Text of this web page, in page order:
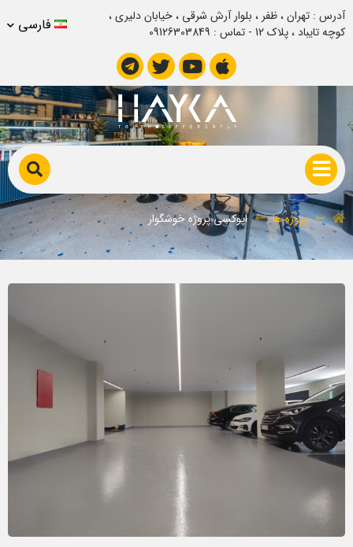
آدرس : تهران ، ظفر ، بلوار آرش شرقی ، خیابان دلیری ،
کوچه تایباد ، پلاک 12 - تماس : 09126303849
فارسی
اپوکسی پروژه خوشگوار
پروژه ها اپوکسی پروژه خوشگوار